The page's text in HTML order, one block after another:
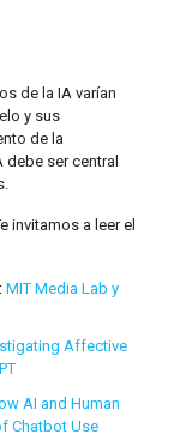
de la IA varían
y sus
de la
ser central
invitamos a leer el
MIT Media Lab y
Affective
AI and Human
Chatbot Use